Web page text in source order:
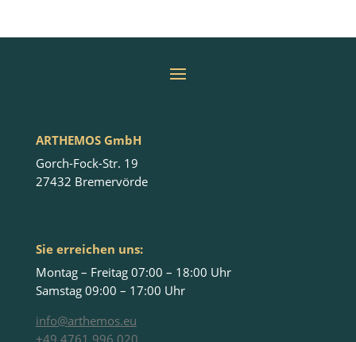
ARTHEMOS GmbH
Gorch-Fock-Str. 19
27432 Bremervörde
Sie erreichen uns:
Montag – Freitag 07:00 – 18:00 Uhr
Samstag 09:00 – 17:00 Uhr
info@arthemos.eu
+49 4761 996 020